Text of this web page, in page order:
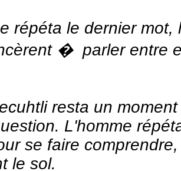
répéta le dernier mot,
� parler entre
resta un
L'homme
se faire
le sol.